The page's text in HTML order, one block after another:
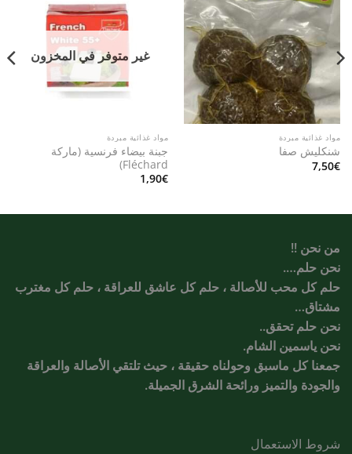
Add to
wishlist
مواد غذائية مبردة
شنكليش صفا
7,50€
غير متوفر في المخزون
مواد غذائية مبردة
جبنة بيضاء فرنسية (ماركة
Fléchard)
1,90€
من نحن !!
نحن حلم….
حلم كل محب للأصالة ، حلم كل عاشق للعراقة ، حلم كل مغترب
مشتاق…
نحن حلم تحقق..
نحن ياسمين الشام.
جمعنا كل ماسبق وحولناه حقيقة ، حيث تلتقي الأصالة والعراقة
والجودة والتميز ورائحة الشرق الجميلة.
شروط الاستعمال